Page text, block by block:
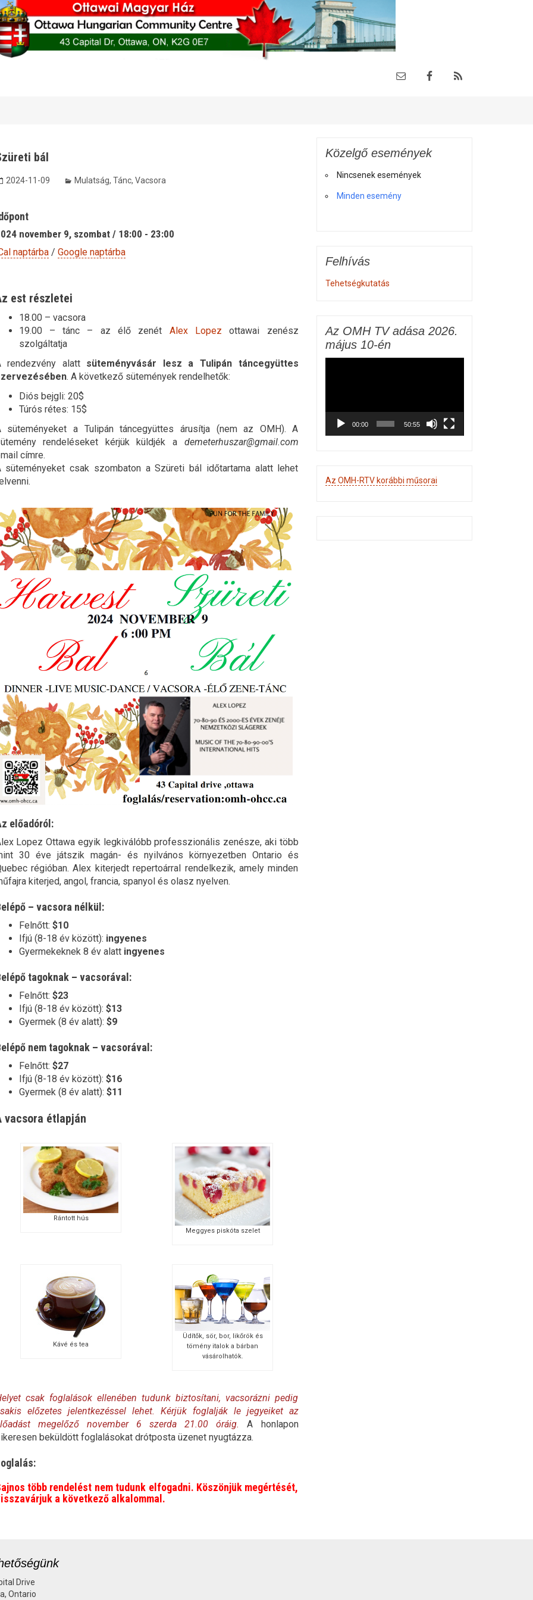
bál
2024-11-09 Mulatság, Tánc, Vacsora
november 9, szombat / 18:00 - 23:00
naptárba/ Google naptárba
est részletei
18.00 – vacsora
19.00 – tánc – az élő zenét Alex Lopez ottawai zenész
szolgáltatja
rendezvény alatt süteményvásár lesz a Tulipán táncegyüttes
. A következő sütemények rendelhetők:
Diós bejgli: 20$
Túrós rétes: 15$
süteményeket a Tulipán táncegyüttes árusítja (nem az OMH). A
rendeléseket kérjük küldjék a demeterhuszar@gmail.com
címre.
süteményeket csak szombaton a Szüreti bál időtartama alatt lehet
előadóról:
Lopez Ottawa egyik legkiválóbb professzionális zenésze, aki több
30 éve játszik magán- és nyilvános környezetben Ontario és
régióban. Alex kiterjedt repertoárral rendelkezik, amely minden
kiterjed, angol, francia, spanyol és olasz nyelven.
– vacsora nélkül:
Felnőtt: $10
Ifjú (8-18 év között): ingyenes
Gyermekeknek 8 év alatt ingyenes
tagoknak – vacsorával:
Felnőtt: $23
Ifjú (8-18 év között): $13
Gyermek (8 év alatt): $9
nem tagoknak – vacsorával:
Felnőtt: $27
Ifjú (8-18 év között): $16
Gyermek (8 év alatt): $11
vacsora étlapján
Rántott hús
Meggyes piskóta szelet
Kávé és tea
Üdítők, sör, bor, likőrök és
tömény italok a bárban
vásárolhatók.
csak foglalások ellenében tudunk biztosítani, vacsorázni pedig
előzetes jelentkezéssel lehet. Kérjük foglalják le jegyeiket az
megelőző november 6 szerda 21.00 óráig.
A honlapon
beküldött foglalásokat drótposta üzenet nyugtázza.
több rendelést nem tudunk elfogadni. Köszönjük megértését,
a következő alkalommal.
Közelgő események
Nincsenek események
Minden esemény
Felhívás
Tehetségkutatás
Az OMH TV adása 2026.
május 10-én
00:00 50:55
Az OMH-RTV korábbi műsorai
Drive
Ontario